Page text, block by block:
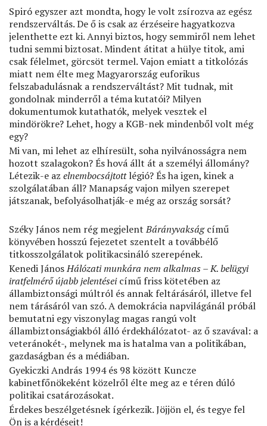
Spiró egyszer azt mondta, hogy le volt zsírozva az egész
rendszerváltás. De ő is csak az érzéseire hagyatkozva
jelenthette ezt ki. Annyi biztos, hogy semmiről nem lehet
tudni semmi biztosat. Mindent átitat a hülye titok, ami
csak félelmet, görcsöt termel. Vajon emiatt a titkolózás
miatt nem élte meg Magyarország euforikus
felszabadulásnak a rendszerváltást? Mit tudnak, mit
gondolnak minderről a téma kutatói? Milyen
dokumentumok kutathatók, melyek vesztek el
mindörökre? Lehet, hogy a KGB-nek mindenből volt még
egy?
Mi van, mi lehet az elhíresült, soha nyilvánosságra nem
hozott szalagokon? És hová állt át a személyi állomány?
Létezik-e az elnembocsájtottlégió? És ha igen, kinek a
szolgálatában áll? Manapság vajon milyen szerepet
játszanak, befolyásolhatják-e még az ország sorsát?
Széky János nem rég megjelentBárányvakságcímű
könyvében hosszú fejezetet szentelt a továbbélő
titkosszolgálatok politikacsináló szerepének.
Kenedi JánosHálózati munkára nem alkalmas – K. belügyi
iratfelmérő újabb jelentéseicímű friss kötetében az
állambiztonsági múltról és annak feltárásáról, illetve fel
nem tárásáról van szó. A demokrácia napvilágánál próbál
bemutatni egy viszonylag magas rangú volt
állambiztonságiakból álló érdekhálózatot- az ő szavával: a
veteránokét-, melynek ma is hatalma van a politikában,
gazdaságban és a médiában.
Gyekiczki András 1994 és 98 között Kuncze
kabinetfőnökeként közelről élte meg az e téren dúló
politikai csatározásokat.
Érdekes beszélgetésnek ígérkezik. Jöjjön el, és tegye fel
Ön is a kérdéseit!